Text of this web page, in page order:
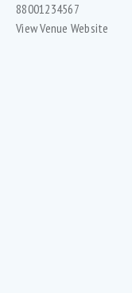
88001234567
View Venue Website